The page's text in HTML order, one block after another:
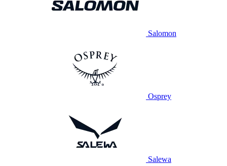
Salomon
Osprey
Salewa